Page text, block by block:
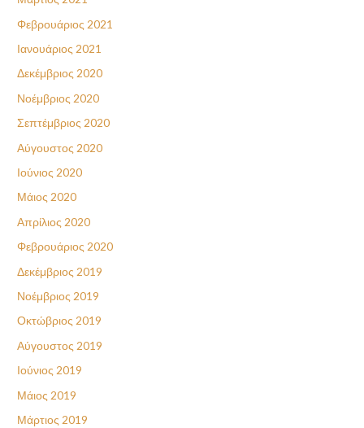
Φεβρουάριος 2021
Ιανουάριος 2021
Δεκέμβριος 2020
Νοέμβριος 2020
Σεπτέμβριος 2020
Αύγουστος 2020
Ιούνιος 2020
Μάιος 2020
Απρίλιος 2020
Φεβρουάριος 2020
Δεκέμβριος 2019
Νοέμβριος 2019
Οκτώβριος 2019
Αύγουστος 2019
Ιούνιος 2019
Μάιος 2019
Μάρτιος 2019